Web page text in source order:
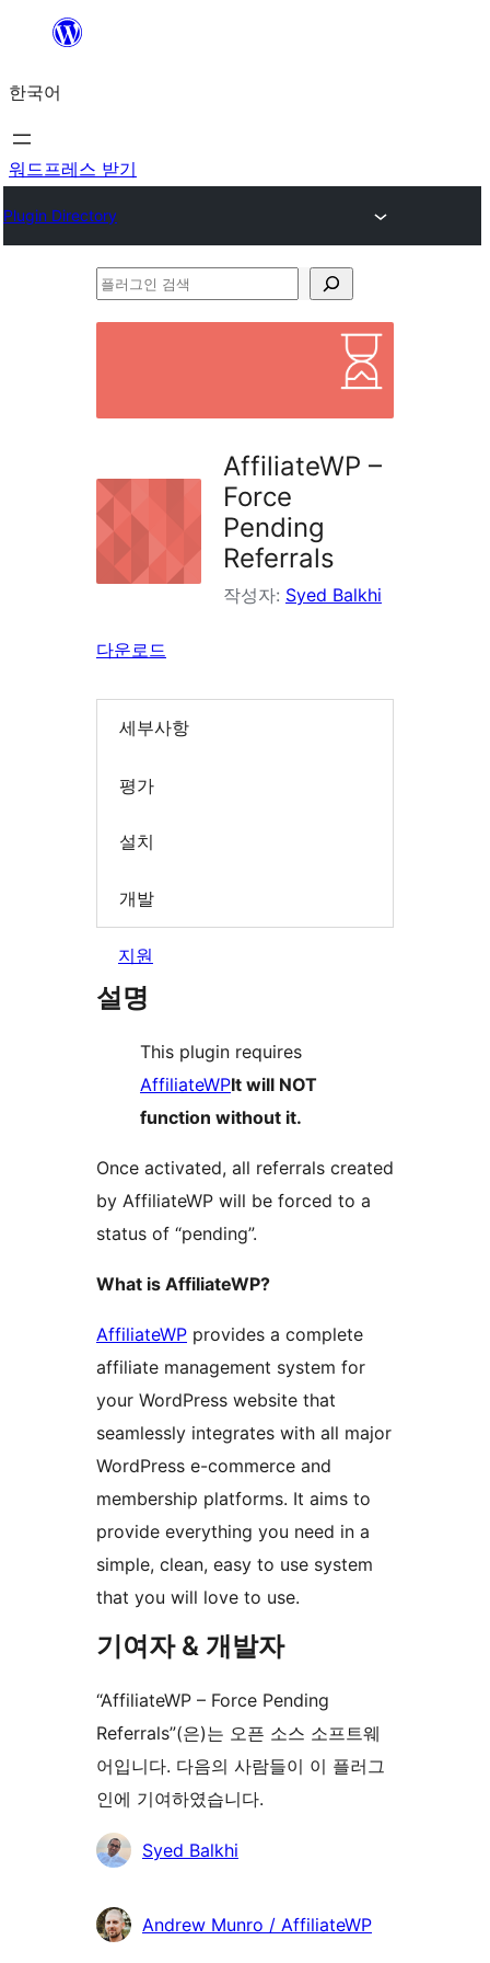
츠
로
바
가
한국어
워드프레스 받기
Plugin Directory
플
검
AffiliateWP –
Force
Pending
Referrals
작성자: Syed Balkhi
다운로드
세부사항
평가
설치
개발
지원
설명
This plugin requires
AffiliateWPIt will NOT
function without it.
Once activated, all referrals created
by AffiliateWP will be forced to a
status of “pending”.
What is AffiliateWP?
AffiliateWP provides a complete
affiliate management system for
your WordPress website that
seamlessly integrates with all major
WordPress e-commerce and
membership platforms. It aims to
provide everything you need in a
simple, clean, easy to use system
that you will love to use.
기여자 & 개발자
“AffiliateWP – Force Pending
Referrals”(은)는 오픈 소스 소프트웨
어입니다. 다음의 사람들이 이 플러그
인에 기여하였습니다.
기
자
Syed Balkhi
Andrew Munro / AffiliateWP